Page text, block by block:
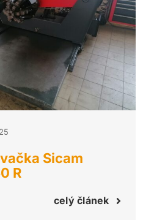
Sicam
R
celý článek